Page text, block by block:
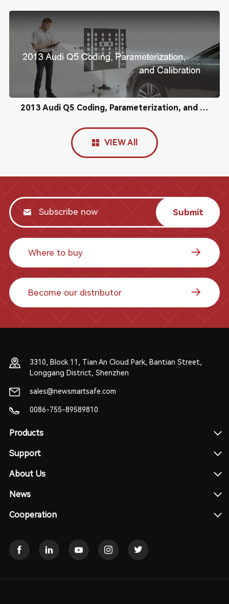
2013 Audi Q5 Coding, Parameterization, and Calibration
VIEW All
Submit
Where to buy
Become our distributor
3310, Block 11, Tian An Cloud Park, Bantian Street,
Longgang District, Shenzhen
sales@newsmartsafe.com
0086-755-89589810
Products
Support
About Us
News
Cooperation